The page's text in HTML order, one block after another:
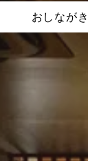
おしながき